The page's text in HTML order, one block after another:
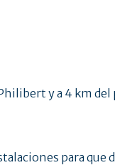
y a 4 km
para que